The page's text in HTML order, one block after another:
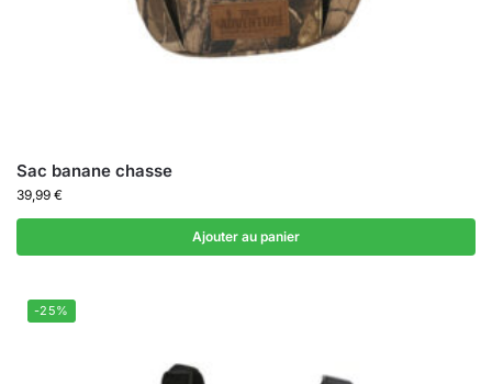
Sac banane chasse
39,99 €
Ajouter au panier
-25%